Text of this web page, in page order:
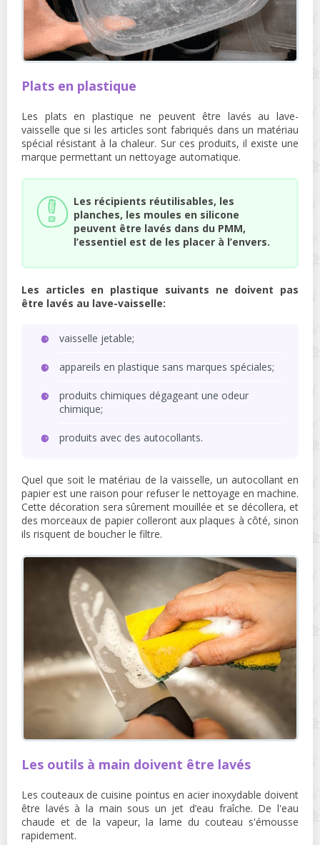
Plats en plastique
Les plats en plastique ne peuvent être lavés au lave-
vaisselle que si les articles sont fabriqués dans un matériau
spécial résistant à la chaleur. Sur ces produits, il existe une
marque permettant un nettoyage automatique.
Les récipients réutilisables, les
planches, les moules en silicone
peuvent être lavés dans du PMM,
l’essentiel est de les placer à l’envers.
Les articles en plastique suivants ne doivent pas
être lavés au lave-vaisselle:
vaisselle jetable;
appareils en plastique sans marques spéciales;
produits chimiques dégageant une odeur
chimique;
produits avec des autocollants.
Quel que soit le matériau de la vaisselle, un autocollant en
papier est une raison pour refuser le nettoyage en machine.
Cette décoration sera sûrement mouillée et se décollera, et
des morceaux de papier colleront aux plaques à côté, sinon
ils risquent de boucher le filtre.
Les outils à main doivent être lavés
Les couteaux de cuisine pointus en acier inoxydable doivent
être lavés à la main sous un jet d’eau fraîche. De l'eau
chaude et de la vapeur, la lame du couteau s'émousse
rapidement.